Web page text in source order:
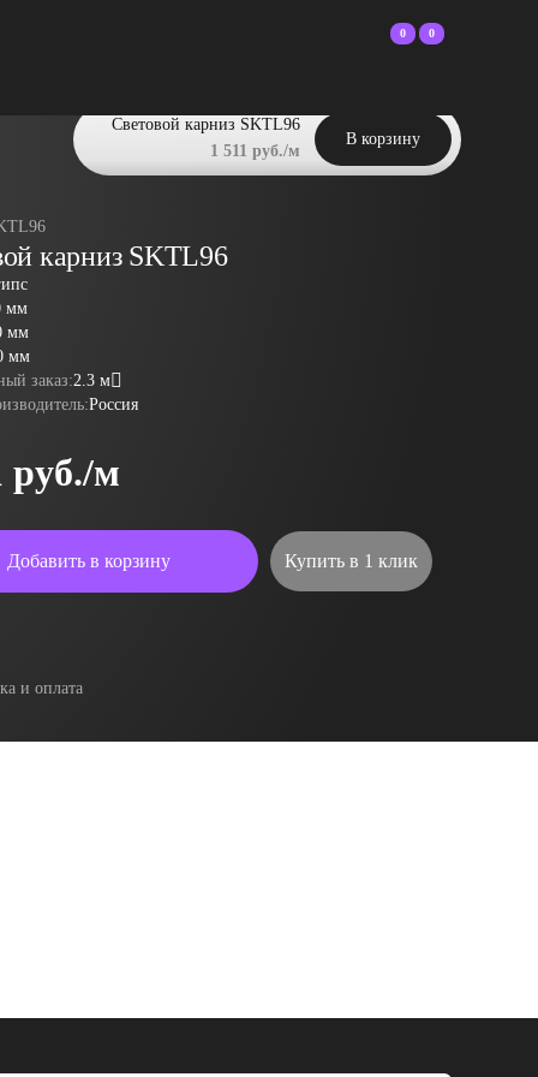
0 0
карниз SKTL96
мм
мм
мм
заказ:2.3 м
Россия
руб./м
Добавить в корзину Купить в 1 клик
Световой карниз SKTL96
1 511 руб./м
В корзину
и оплата